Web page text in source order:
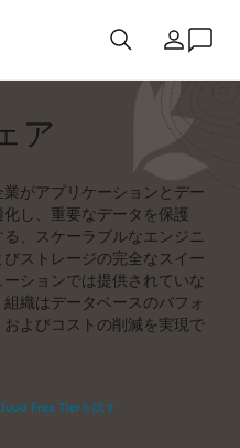
国/地域
ア
がアプリケーションとデー
し、重要なデータを保護
、スケーラブルなエンジニ
ストレージの完全なスイー
ションでは提供されていな
織はデータベースのパフォ
よびコストの削減を実現で
Free Tierを試す